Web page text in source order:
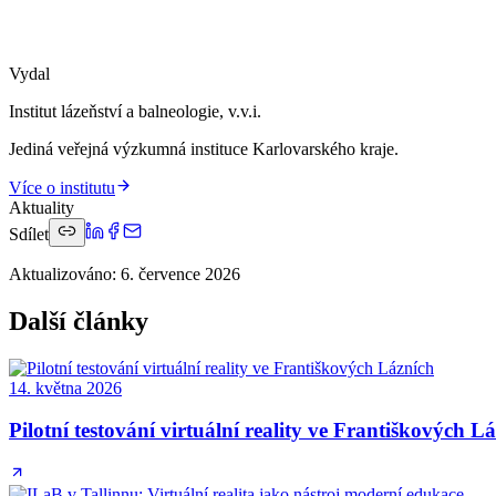
Vydal
Institut lázeňství a balneologie, v.v.i.
Jediná veřejná výzkumná instituce Karlovarského kraje.
Více o institutu
Aktuality
Sdílet
Aktualizováno: 6. července 2026
Další články
14. května 2026
Pilotní testování virtuální reality ve Františkových